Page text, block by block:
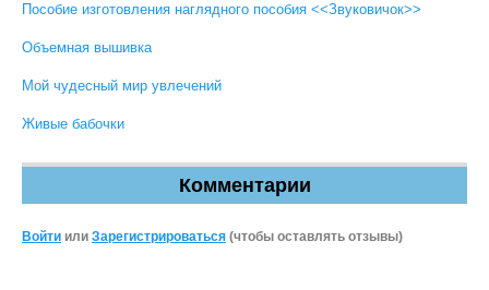
Пособие изготовления наглядного пособия <<Звуковичок>>
Объемная вышивка
Мой чудесный мир увлечений
Живые бабочки
Комментарии
Войти или Зарегистрироваться (чтобы оставлять отзывы)